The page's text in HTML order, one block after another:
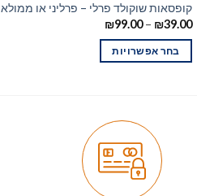
קופסאות שוקולד פרלי – פרליני או ממולא
₪39.00
–
₪99.00
בחר אפשרויות